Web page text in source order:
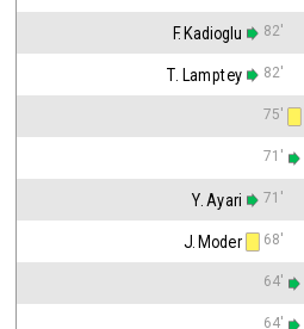
F. Kadioglu 82'
T. Lamptey 82'
75'
71'
Y. Ayari 71'
J. Moder 68'
64'
64'